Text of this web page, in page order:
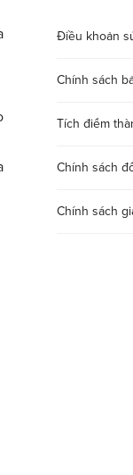
Điều khoản
Chính sách
Tích điểm
Chính sách
Chính sách